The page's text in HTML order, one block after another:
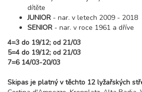
sobota - sobota
30 200 Kč
sobota - středa
20 300 Kč
sobota - čtvrtek
dítěte
JUNIOR - nar. v letech 2009 - 2018
SENIOR - nar. v roce 1961 a dříve
4=3 do 19/12; od 21/03
5=4 do 19/12; od 21/03
7=6 14/03-20/03
Skipas je platný v těchto 12 lyžařských